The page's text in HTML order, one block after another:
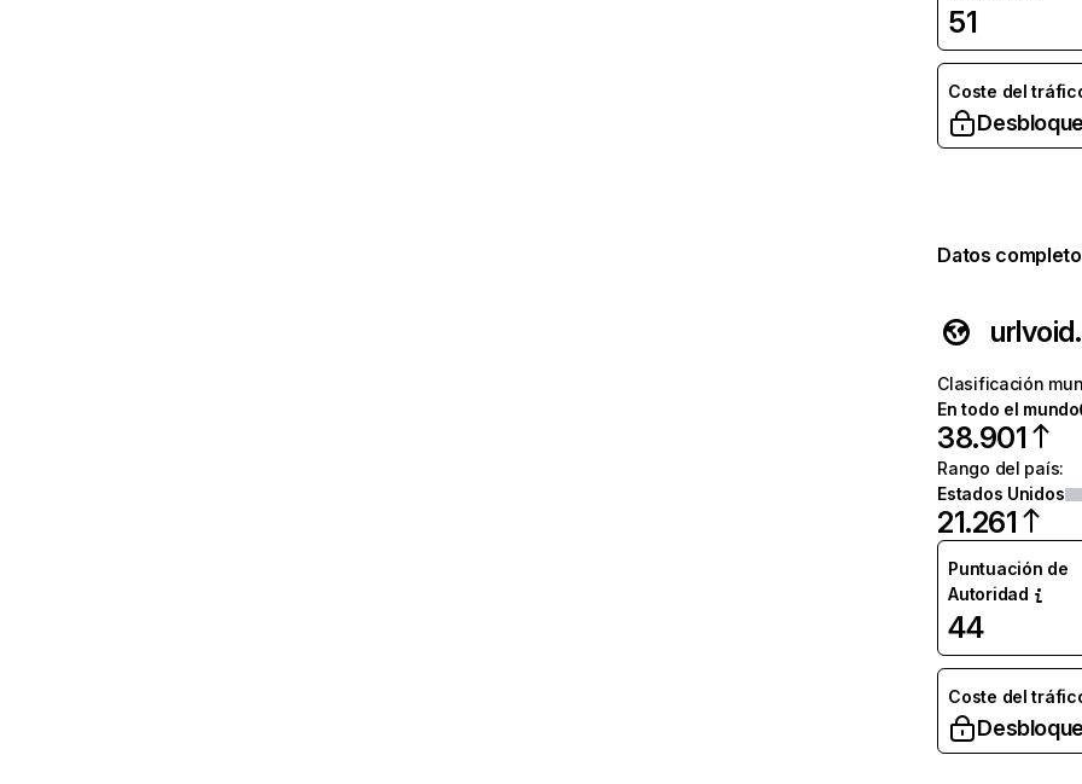
51
Coste del
Datos
Clasificación
En todo el mundo
38.901
Rango del país:
Estados Unidos
21.261
Puntuación de
Autoridad
44
Coste del